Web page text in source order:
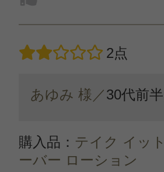
2点
あゆみ 様／30代前
購入品： テイク イッ
ーバー ローション